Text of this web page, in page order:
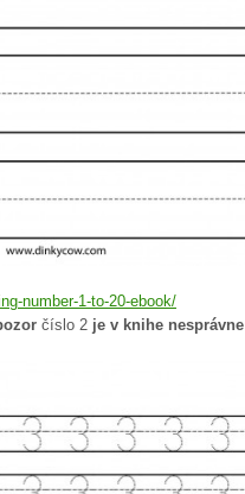
number-1-to-20-ebook/
číslo 2 je v knihe nesprávne